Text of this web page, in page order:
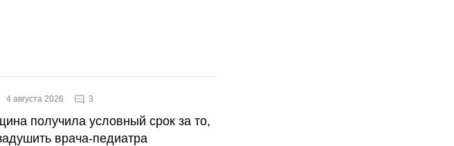
4 августа 2026 3
получила условный срок за то,
врача-педиатра